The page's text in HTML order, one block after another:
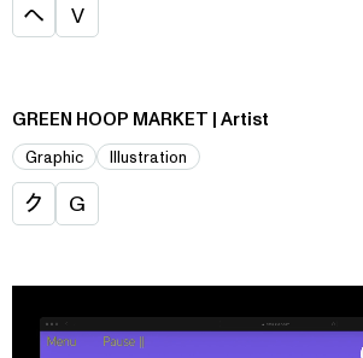
へ V
GREEN HOOP MARKET | Artist
Graphic Illustration
ク G